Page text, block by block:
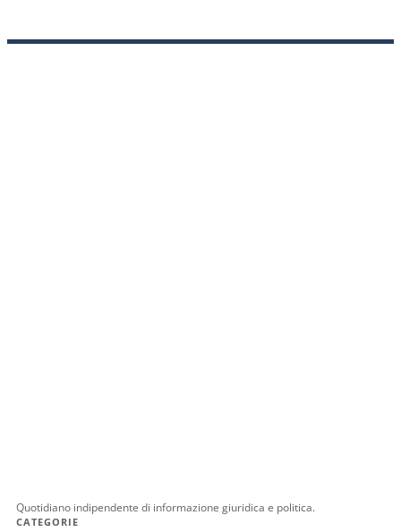
Quotidiano indipendente di informazione giuridica e politica.
CATEGORIE